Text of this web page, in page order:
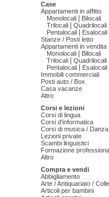
Case
Appartamenti in affitto
Monolocali
Bilocali
Trilocali
Quadrilocali
Pentalocali
Esalocali
Stanze / Posti letto
Appartamenti in vendita
Monolocali
Bilocali
Trilocali
Quadrilocali
Pentalocali
Esalocali
Immobili commerciali
Posti auto / Box
Casa vacanze
Altro
Corsi e lezioni
Corsi di lingua
Corsi d'informatica
Corsi di musica /
Lezioni private
Scambi linguistici
Formazione
Altro
Compra e vendi
Abbigliamento
Arte / Antiquariato /
Articoli per bambini